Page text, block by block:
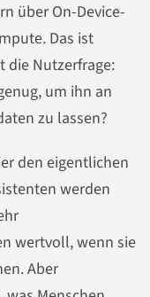
über On-Device-
Das ist
die Nutzerfrage:
um ihn an
zu lassen?
den eigentlichen
werden
wertvoll, wenn sie
Aber